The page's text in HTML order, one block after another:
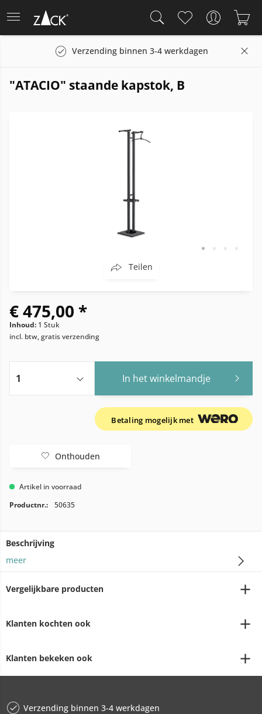
Verzending binnen 3-4 werkdagen
"ATACIO" staande kapstok, B
Teilen
€ 475,00 *
Inhoud: 1 Stuk
incl. btw, gratis verzending
In het winkelmandje
Betaling mogelijk met
Onthouden
Artikel in voorraad
Productnr.:
50635
Beschrijving
meer
Vergelijkbare producten
Klanten kochten ook
Klanten bekeken ook
Verzending binnen 3-4 werkdagen